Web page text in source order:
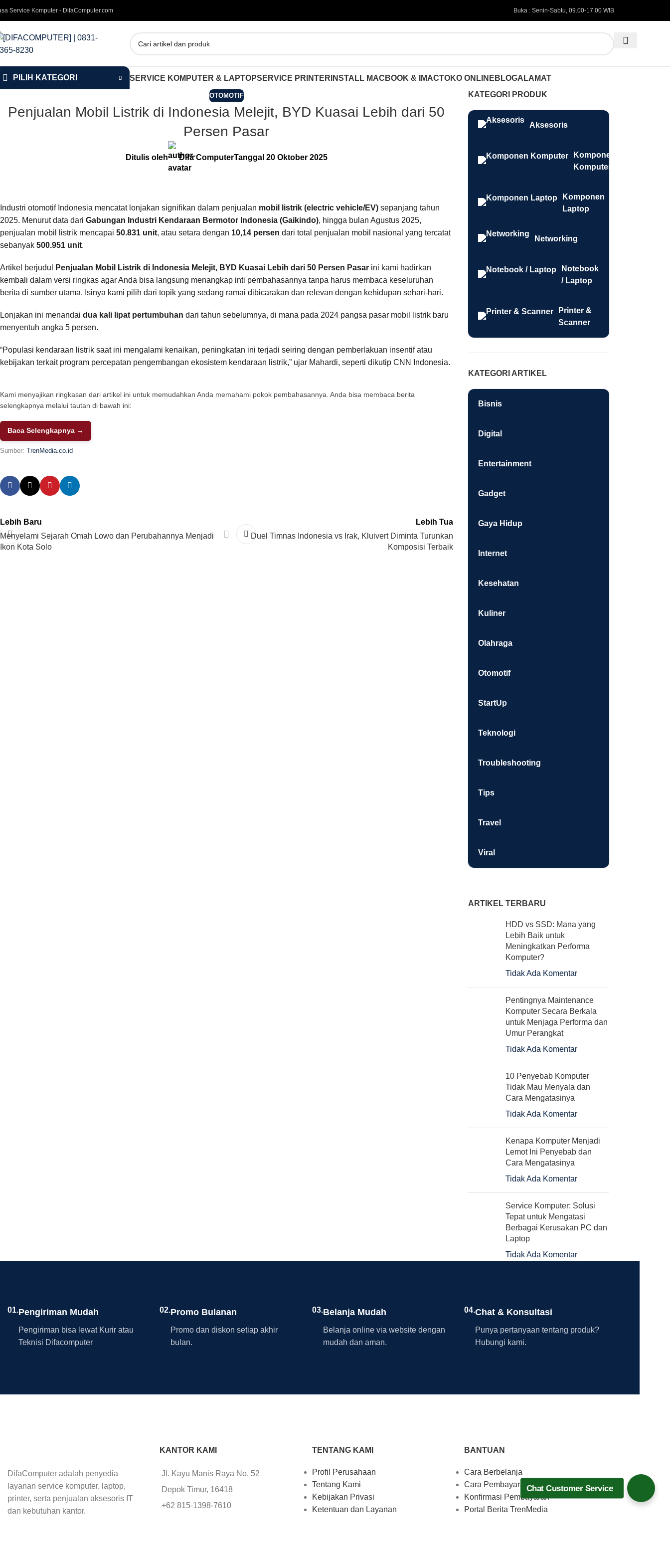
Service Komputer - DifaComputer.com Buka : Senin-Sabtu, 09.00-17.00 WIB
PILIH KATEGORI SERVICE KOMPUTER & LAPTOPSERVICE PRINTER INSTALL MACBOOK & IMACTOKO ONLINE BLOGALAMAT
OTOMOTIF
Penjualan Mobil Listrik di Indonesia Melejit, BYD Kuasai Lebih dari 50
Persen Pasar
Ditulis oleh Difa ComputerTanggal 20 Oktober 2025
Industri otomotif Indonesia mencatat lonjakan signifikan dalam penjualan mobil listrik (electric vehicle/EV) sepanjang tahun
2025. Menurut data dari Gabungan Industri Kendaraan Bermotor Indonesia (Gaikindo), hingga bulan Agustus 2025,
penjualan mobil listrik mencapai 50.831 unit, atau setara dengan 10,14 persen dari total penjualan mobil nasional yang tercatat
sebanyak 500.951 unit.
Artikel berjudul Penjualan Mobil Listrik di Indonesia Melejit, BYD Kuasai Lebih dari 50 Persen Pasar ini kami hadirkan
kembali dalam versi ringkas agar Anda bisa langsung menangkap inti pembahasannya tanpa harus membaca keseluruhan
berita di sumber utama. Isinya kami pilih dari topik yang sedang ramai dibicarakan dan relevan dengan kehidupan sehari-hari.
Lonjakan ini menandai dua kali lipat pertumbuhan dari tahun sebelumnya, di mana pada 2024 pangsa pasar mobil listrik baru
menyentuh angka 5 persen.
“Populasi kendaraan listrik saat ini mengalami kenaikan, peningkatan ini terjadi seiring dengan pemberlakuan insentif atau
kebijakan terkait program percepatan pengembangan ekosistem kendaraan listrik,” ujar Mahardi, seperti dikutip CNN Indonesia.
Kami menyajikan ringkasan dari artikel ini untuk memudahkan Anda memahami pokok pembahasannya. Anda bisa membaca berita
selengkapnya melalui tautan di bawah ini:
Baca Selengkapnya →
Sumber: TrenMedia.co.id
Lebih Baru
Menyelami Sejarah Omah Lowo dan Perubahannya Menjadi
Ikon Kota Solo
Lebih Tua
Duel Timnas Indonesia vs Irak, Kluivert Diminta Turunkan
Komposisi Terbaik
KATEGORI PRODUK
Aksesoris
Komponen
Komputer
Komponen
Laptop
Networking
Notebook
/ Laptop
Printer &
Scanner
KATEGORI ARTIKEL
Bisnis
Digital
Entertainment
Gadget
Gaya Hidup
Internet
Kesehatan
Kuliner
Olahraga
Otomotif
StartUp
Teknologi
Troubleshooting
Tips
Travel
Viral
ARTIKEL TERBARU
HDD vs SSD: Mana yang
Lebih Baik untuk
Meningkatkan Performa
Komputer?
Tidak Ada Komentar
Pentingnya Maintenance
Komputer Secara Berkala
untuk Menjaga Performa dan
Umur Perangkat
Tidak Ada Komentar
10 Penyebab Komputer
Tidak Mau Menyala dan
Cara Mengatasinya
Tidak Ada Komentar
Kenapa Komputer Menjadi
Lemot Ini Penyebab dan
Cara Mengatasinya
Tidak Ada Komentar
Service Komputer: Solusi
Tepat untuk Mengatasi
Berbagai Kerusakan PC dan
Laptop
Tidak Ada Komentar
01.Pengiriman Mudah
Pengiriman bisa lewat Kurir atau
Teknisi Difacomputer
02.Promo Bulanan
Promo dan diskon setiap akhir
bulan.
03.Belanja Mudah
Belanja online via website dengan
mudah dan aman.
04.Chat & Konsultasi
Punya pertanyaan tentang produk?
Hubungi kami.
DifaComputer adalah penyedia
layanan service komputer, laptop,
printer, serta penjualan aksesoris IT
dan kebutuhan kantor.
KANTOR KAMI
Jl. Kayu Manis Raya No. 52
Depok Timur, 16418
+62 815-1398-7610
TENTANG KAMI
Profil Perusahaan
Tentang Kami
Kebijakan Privasi
Ketentuan dan Layanan
BANTUAN
Cara Berbelanja
Cara Pembayaran
Konfirmasi Pembayaran
Portal Berita TrenMedia
Chat Customer Service